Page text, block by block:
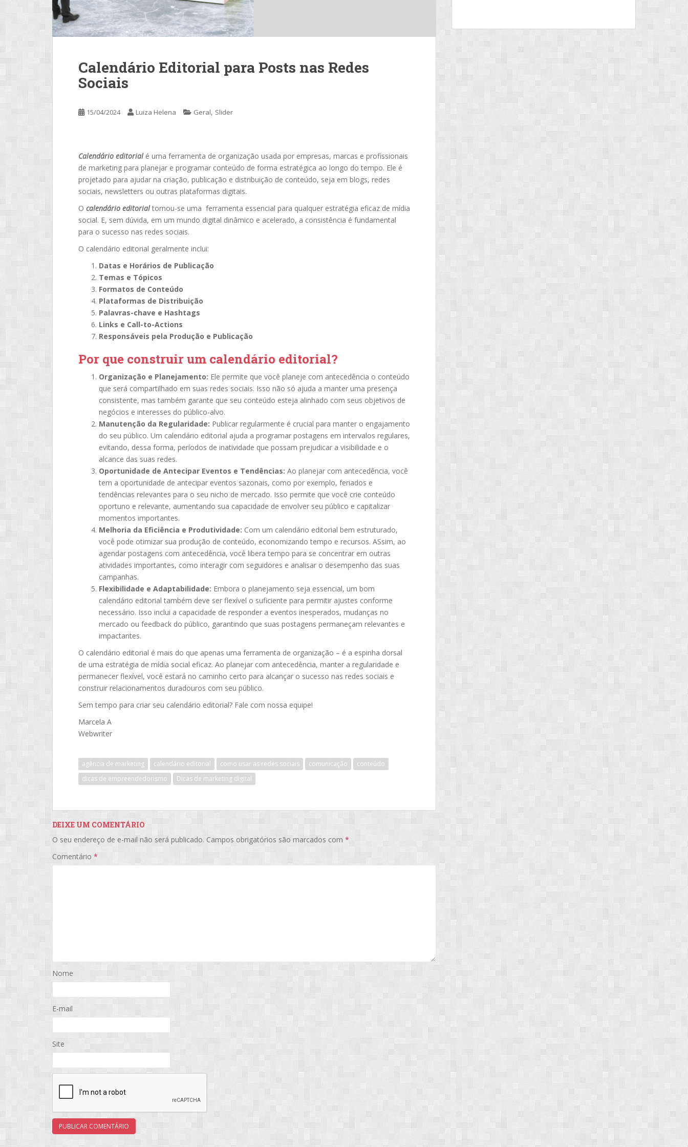
Calendário Editorial para Posts nas Redes
Sociais
15/04/2024 Luiza Helena Geral, Slider
Calendário editorialé uma ferramenta de organização usada por empresas, marcas e profissionais
de marketing para planejar e programar conteúdo de forma estratégica ao longo do tempo. Ele é
projetado para ajudar na criação, publicação e distribuição de conteúdo, seja em blogs, redes
sociais, newsletters ou outras plataformas digitais.
O calendário editorialtornou-se uma ferramenta essencial para qualquer estratégia eficaz de mídia
social. E, sem dúvida, em um mundo digital dinâmico e acelerado, a consistência é fundamental
para o sucesso nas redes sociais.
O calendário editorial geralmente inclui:
Datas e Horários de Publicação
Temas e Tópicos
Formatos de Conteúdo
Plataformas de Distribuição
Palavras-chave e Hashtags
Links e Call-to-Actions
Responsáveis pela Produção e Publicação
Por que construir um calendário editorial?
Organização e Planejamento: Ele permite que você planeje com antecedência o conteúdo
que será compartilhado em suas redes sociais. Isso não só ajuda a manter uma presença
consistente, mas também garante que seu conteúdo esteja alinhado com seus objetivos de
negócios e interesses do público-alvo.
Manutenção da Regularidade: Publicar regularmente é crucial para manter o engajamento
do seu público. Um calendário editorial ajuda a programar postagens em intervalos regulares,
evitando, dessa forma, períodos de inatividade que possam prejudicar a visibilidade e o
alcance das suas redes.
Oportunidade de Antecipar Eventos e Tendências: Ao planejar com antecedência, você
tem a oportunidade de antecipar eventos sazonais, como por exemplo, feriados e
tendências relevantes para o seu nicho de mercado. Isso permite que você crie conteúdo
oportuno e relevante, aumentando sua capacidade de envolver seu público e capitalizar
momentos importantes.
Melhoria da Eficiência e Produtividade: Com um calendário editorial bem estruturado,
você pode otimizar sua produção de conteúdo, economizando tempo e recursos. ASsim, ao
agendar postagens com antecedência, você libera tempo para se concentrar em outras
atividades importantes, como interagir com seguidores e analisar o desempenho das suas
campanhas.
Flexibilidade e Adaptabilidade: Embora o planejamento seja essencial, um bom
calendário editorial também deve ser flexível o suficiente para permitir ajustes conforme
necessário. Isso inclui a capacidade de responder a eventos inesperados, mudanças no
mercado ou feedback do público, garantindo que suas postagens permaneçam relevantes e
impactantes.
O calendário editorial é mais do que apenas uma ferramenta de organização – é a espinha dorsal
de uma estratégia de mídia social eficaz. Ao planejar com antecedência, manter a regularidade e
permanecer flexível, você estará no caminho certo para alcançar o sucesso nas redes sociais e
construir relacionamentos duradouros com seu público.
Sem tempo para criar seu calendário editorial? Fale com nossa equipe!
Marcela A
Webwriter
agência de marketing calendário editorial como usar as redes sociais comunicação
conteúdo
dicas de empreendedorismo
Dicas de marketing digital
DEIXE UM COMENTÁRIO
O seu endereço de e-mail não será publicado. Campos obrigatórios são marcados com *
Comentário *
Nome
E-mail
Site